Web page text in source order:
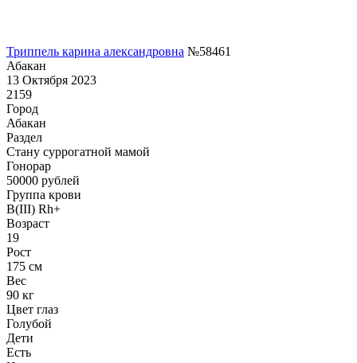
Триппель карина александровна №58461
Абакан
13 Октября 2023
2159
Город
Абакан
Раздел
Cтану суррогатной мамой
Гонoрар
50000 рублей
Группа крови
B(III) Rh+
Возраст
19
Рост
175 см
Вес
90 кг
Цвет глаз
Голубой
Дети
Есть